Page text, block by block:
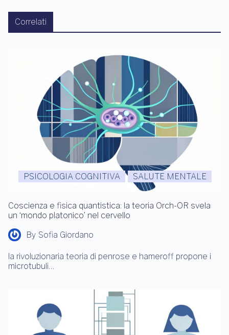
Correlati
PSICOLOGIA COGNITIVA SALUTE MENTALE
Coscienza e fisica quantistica: la teoria Orch-OR svela
un ‘mondo platonico’ nel cervello
By Sofia Giordano
la rivoluzionaria teoria di penrose e hameroff propone i
microtubuli…